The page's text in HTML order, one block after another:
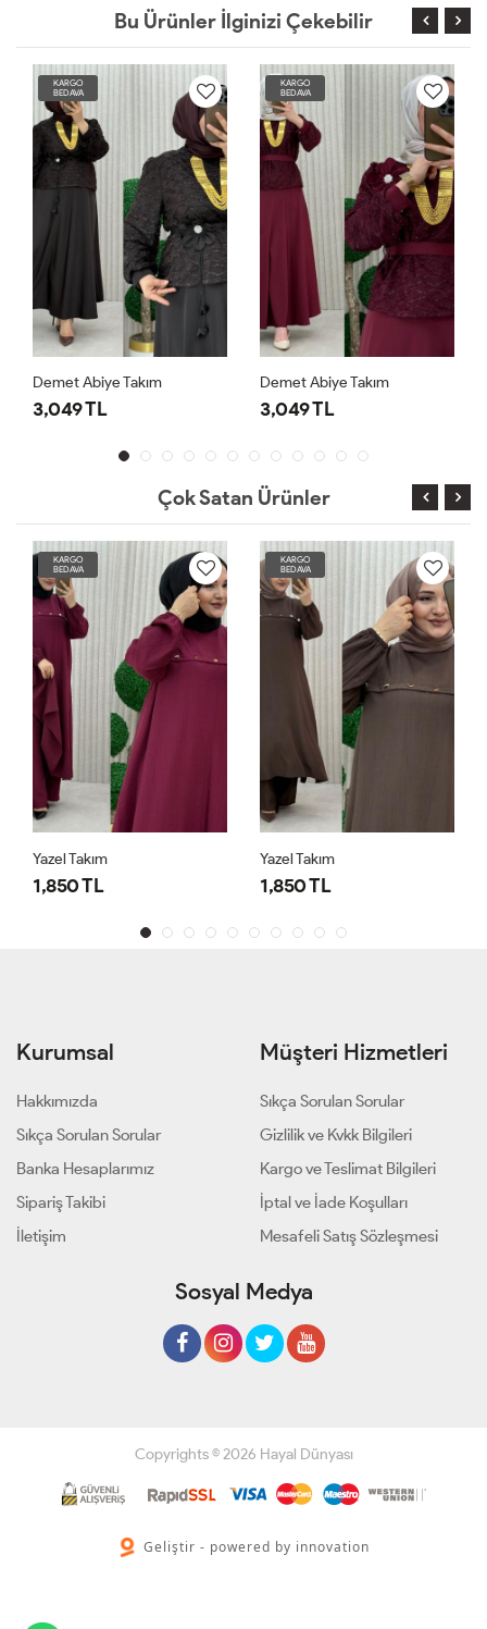
Bu Ürünler İlginizi Çekebilir
KARGO
BEDAVA
Demet Abiye Takım
3,049 TL
KARGO
BEDAVA
Demet Abiye Takım
3,049 TL
Çok Satan Ürünler
KARGO
BEDAVA
Yazel Takım
1,850 TL
KARGO
BEDAVA
Yazel Takım
1,850 TL
Kurumsal
Hakkımızda
Sıkça Sorulan Sorular
Banka Hesaplarımız
Sipariş Takibi
İletişim
Müşteri Hizmetleri
Sıkça Sorulan Sorular
Gizlilik ve Kvkk Bilgileri
Kargo ve Teslimat Bilgileri
İptal ve İade Koşulları
Mesafeli Satış Sözleşmesi
Sosyal Medya
Copyrights © 2026 Hayal Dünyası
Geliştir - powered by innovation